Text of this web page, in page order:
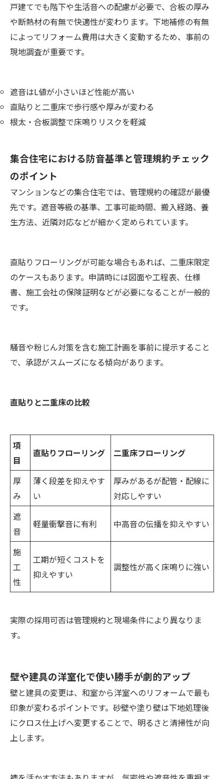
戸建てでも階下や生活音への配慮が必要で、合板の厚み
や断熱材の有無で快適性が変わります。下地補修の有無
によってリフォーム費用は大きく変動するため、事前の
現地調査が重要です。
遮音はL値が小さいほど性能が高い
直貼りと二重床で歩行感や厚みが変わる
根太・合板調整で床鳴りリスクを軽減
集合住宅における防音基準と管理規約チェック
のポイント
マンションなどの集合住宅では、管理規約の確認が最優
先です。遮音等級の基準、工事可能時間、搬入経路、養
生方法、近隣対応などが細かく定められています。
直貼りフローリングが可能な場合もあれば、二重床限定
のケースもあります。申請時には図面や工程表、仕様
書、施工会社の保険証明などが必要になることが一般的
です。
騒音や粉じん対策を含む施工計画を事前に提示すること
で、承認がスムーズになる傾向があります。
直貼りと二重床の比較
項
目
直貼りフローリング 二重床フローリング
厚
み
薄く段差を抑えやす
い
厚みがあるが配管・配線に
対応しやすい
遮
音
軽量衝撃音に有利 中高音の伝播を抑えやすい
施
工
性
工期が短くコストを
抑えやすい
調整性が高く床鳴りに強い
実際の採用可否は管理規約と現場条件により異なりま
す。
壁や建具の洋室化で使い勝手が劇的アップ
壁と建具の変更は、和室から洋室へのリフォームで最も
印象が変わるポイントです。砂壁や塗り壁は下地処理後
にクロス仕上げへ変更することで、明るさと清掃性が向
上します。